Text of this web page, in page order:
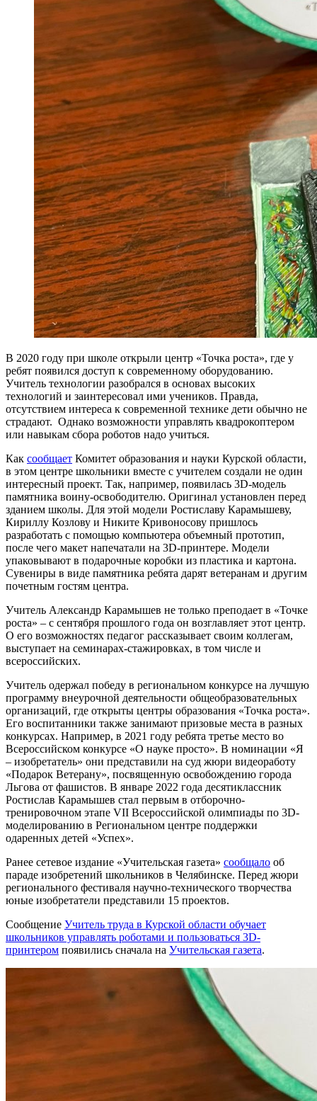
В 2020 году при школе открыли центр «Точка роста», где у
ребят появился доступ к современному оборудованию.
Учитель технологии разобрался в основах высоких
технологий и заинтересовал ими учеников. Правда,
отсутствием интереса к современной технике дети обычно не
страдают. Однако возможности управлять квадрокоптером
или навыкам сбора роботов надо учиться.
Как сообщает Комитет образования и науки Курской области,
в этом центре школьники вместе с учителем создали не один
интересный проект. Так, например, появилась 3D-модель
памятника воину-освободителю. Оригинал установлен перед
зданием школы. Для этой модели Ростиславу Карамышеву,
Кириллу Козлову и Никите Кривоносову пришлось
разработать с помощью компьютера объемный прототип,
после чего макет напечатали на 3D-принтере. Модели
упаковывают в подарочные коробки из пластика и картона.
Сувениры в виде памятника ребята дарят ветеранам и другим
почетным гостям центра.
Учитель Александр Карамышев не только преподает в «Точке
роста» – с сентября прошлого года он возглавляет этот центр.
О его возможностях педагог рассказывает своим коллегам,
выступает на семинарах-стажировках, в том числе и
всероссийских.
Учитель одержал победу в региональном конкурсе на лучшую
программу внеурочной деятельности общеобразовательных
организаций, где открыты центры образования «Точка роста».
Его воспитанники также занимают призовые места в разных
конкурсах. Например, в 2021 году ребята третье место во
Всероссийском конкурсе «О науке просто». В номинации «Я
– изобретатель» они представили на суд жюри видеоработу
«Подарок Ветерану», посвященную освобождению города
Льгова от фашистов. В январе 2022 года десятиклассник
Ростислав Карамышев стал первым в отборочно-
тренировочном этапе VII Всероссийской олимпиады по 3D-
моделированию в Региональном центре поддержки
одаренных детей «Успех».
Ранее сетевое издание «Учительская газета» сообщало об
параде изобретений школьников в Челябинске. Перед жюри
регионального фестиваля научно-технического творчества
юные изобретатели представили 15 проектов.
Сообщение Учитель труда в Курской области обучает
школьников управлять роботами и пользоваться 3D-
принтером появились сначала на Учительская газета.